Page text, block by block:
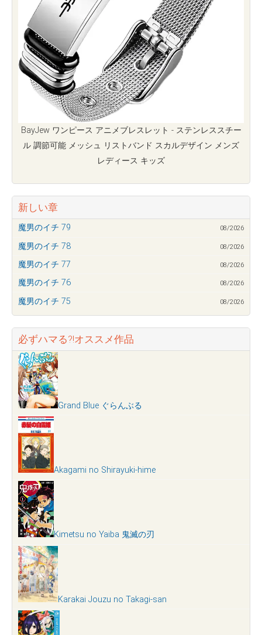
BayJew ワンピース アニメブレスレット - ステンレススチー
ル 調節可能 メッシュ リストバンド スカルデザイン メンズ
レディース キッズ
新しい章
魔男のイチ 79 08/2026
魔男のイチ 78 08/2026
魔男のイチ 77 08/2026
魔男のイチ 76 08/2026
魔男のイチ 75 08/2026
必ずハマる?!オススメ作品
Grand Blue ぐらんぶる
Akagami no Shirayuki-hime
Kimetsu no Yaiba 鬼滅の刃
Karakai Jouzu no Takagi-san